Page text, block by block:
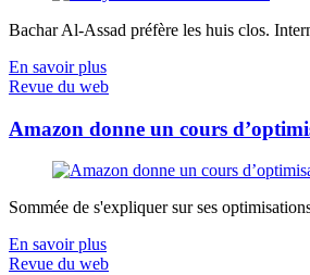
Bachar Al-Assad préfère les huis clos.
En savoir plus
Revue du web
Amazon donne un cours
Sommée de s'expliquer sur ses
En savoir plus
Revue du web